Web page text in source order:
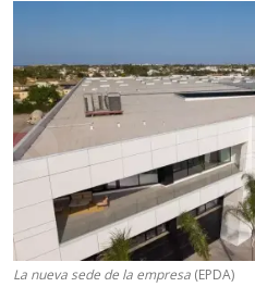
La nueva sede de la empresa (EPDA)